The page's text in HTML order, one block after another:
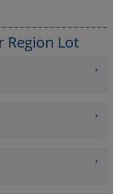
Region Lot
›
›
›